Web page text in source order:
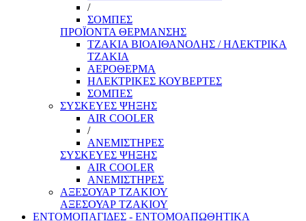
/
ΣΟΜΠΕΣ
ΠΡΟΪΟΝΤΑ ΘΕΡΜΑΝΣΗΣ
ΤΖΑΚΙΑ ΒΙΟΑΙΘΑΝΟΛΗΣ / ΗΛΕΚΤΡΙΚΑ
ΤΖΑΚΙΑ
ΑΕΡΟΘΕΡΜΑ
ΗΛΕΚΤΡΙΚΕΣ ΚΟΥΒΕΡΤΕΣ
ΣΟΜΠΕΣ
ΣΥΣΚΕΥΕΣ ΨΗΞΗΣ
AIR COOLER
/
ΑΝΕΜΙΣΤΗΡΕΣ
ΣΥΣΚΕΥΕΣ ΨΗΞΗΣ
AIR COOLER
ΑΝΕΜΙΣΤΗΡΕΣ
ΑΞΕΣΟΥΑΡ ΤΖΑΚΙΟΥ
ΑΞΕΣΟΥΑΡ ΤΖΑΚΙΟΥ
ΕΝΤΟΜΟΠΑΓΙΔΕΣ - ΕΝΤΟΜΟΑΠΩΘΗΤΙΚΑ